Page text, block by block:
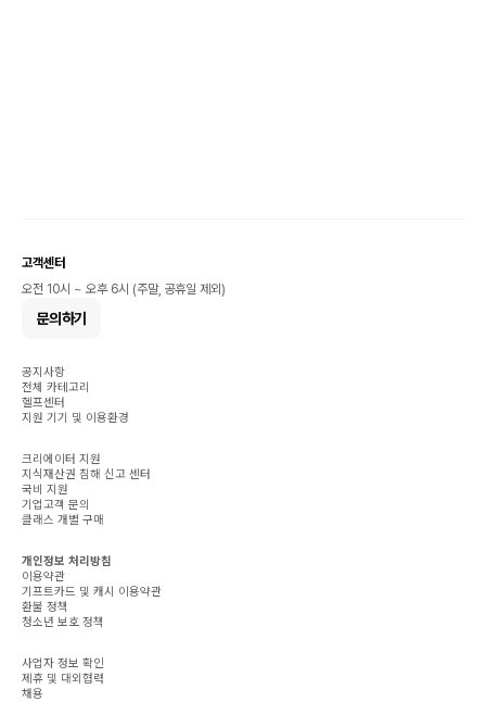
고객센터
오전 10시 ~ 오후 6시 (주말, 공휴일 제외)
문의하기
공지사항
전체 카테고리
헬프센터
지원 기기 및 이용환경
크리에이터 지원
지식재산권 침해 신고 센터
국비 지원
기업고객 문의
클래스 개별 구매
개인정보 처리방침
이용약관
기프트카드 및 캐시 이용약관
환불 정책
청소년 보호 정책
사업자 정보 확인
제휴 및 대외협력
채용